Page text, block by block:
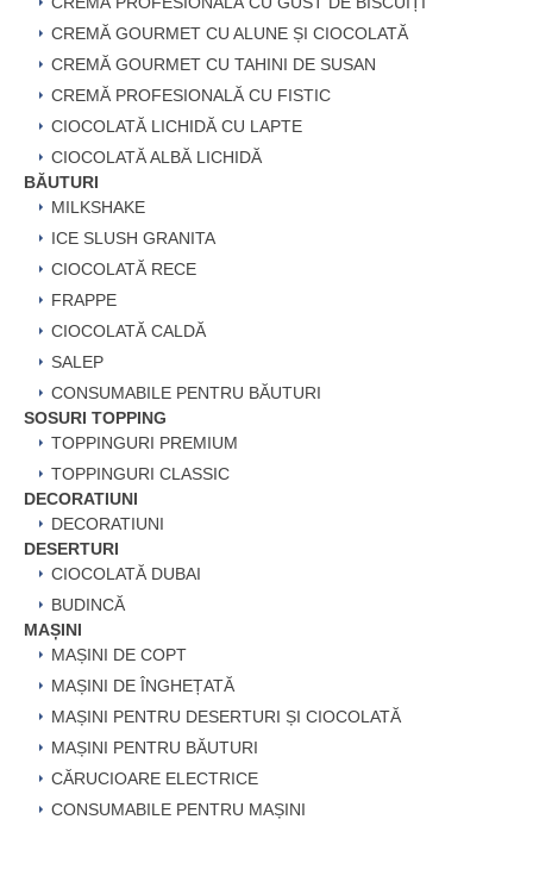
CREMĂ GOURMET CU ALUNE ȘI CIOCOLATĂ
CREMĂ GOURMET CU TAHINI DE SUSAN
CREMĂ PROFESIONALĂ CU FISTIC
CIOCOLATĂ LICHIDĂ CU LAPTE
CIOCOLATĂ ALBĂ LICHIDĂ
BĂUTURI
MILKSHAKE
ICE SLUSH GRANITA
CIOCOLATĂ RECE
FRAPPE
CIOCOLATĂ CALDĂ
SALEP
CONSUMABILE PENTRU BĂUTURI
SOSURI TOPPING
TOPPINGURI PREMIUM
TOPPINGURI CLASSIC
DECORATIUNI
DECORATIUNI
DESERTURI
CIOCOLATĂ DUBAI
BUDINCĂ
MAȘINI
MAȘINI DE COPT
MAȘINI DE ÎNGHEȚATĂ
MAȘINI PENTRU DESERTURI ȘI CIOCOLATĂ
MAȘINI PENTRU BĂUTURI
CĂRUCIOARE ELECTRICE
CONSUMABILE PENTRU MAȘINI